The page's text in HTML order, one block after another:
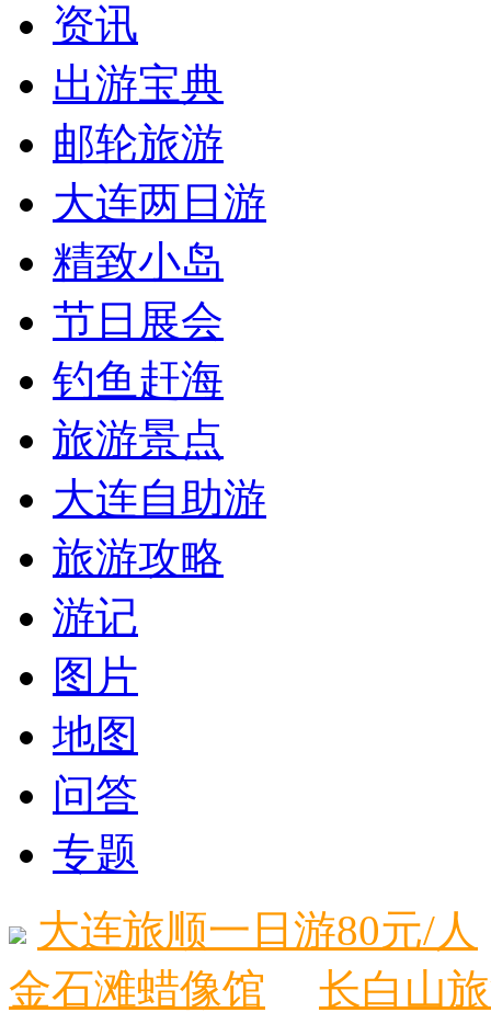
资讯
出游宝典
邮轮旅游
大连两日游
精致小岛
节日展会
钓鱼赶海
旅游景点
大连自助游
旅游攻略
游记
图片
地图
问答
专题
大连旅顺一日游80元/人
金石滩蜡像馆
长白山